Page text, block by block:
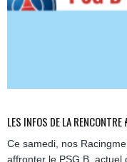
LES INFOS DE LA
Ce samedi, nos
affronter le PSG B,